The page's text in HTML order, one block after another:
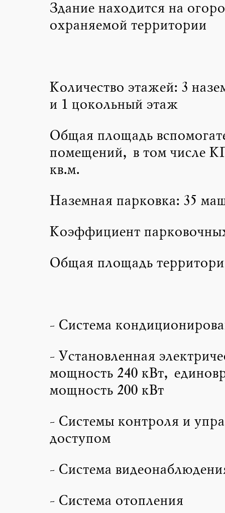
Здание находится на
охраняемой территории
Количество этажей: 3
и 1 цокольный этаж
Общая площадь
помещений, в том числе
кв.м.
Наземная парковка: 35
Коэффициент
Общая площадь
- Система
- Установленная
мощность 240 кВт,
мощность 200 кВт
- Системы контроля и
доступом
- Система
- Система отопления